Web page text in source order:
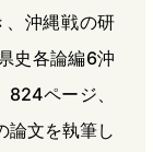
沖縄戦の研
史各論編6沖
ページ、
論文を執筆し